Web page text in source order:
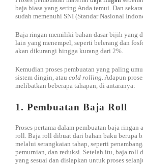
baja biasa yang sering Anda temui. Dan
sudah memenuhi SNI (Standar Nasional
Baja ringan memiliki bahan dasar bijih yang
lain yang menempel, seperti belerang dan
akan dikurangi hingga kurang dari 2%.
Kemudian proses pembuatan yang paling
sistem dingin, atau cold rolling. Adapun
melibatkan beberapa tahapan, di antaranya:
1. Pembuatan Baja Roll
Proses pertama dalam pembuatan baja ringan
roll. Baja roll dibuat dari bahan baku berupa
melalui serangkaian tahap, seperti
pemurnian, dan reduksi. Setelah itu, baja roll
yang sesuai dan disiapkan untuk proses